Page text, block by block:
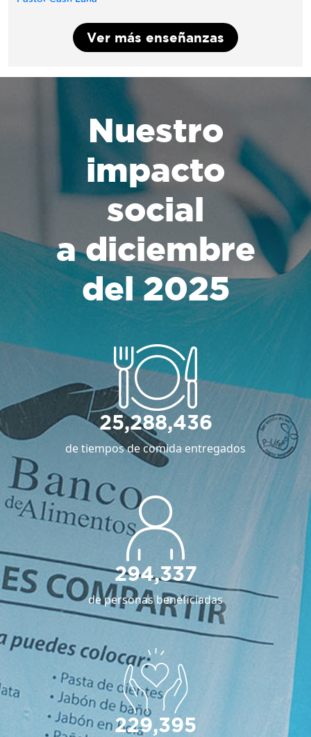
Ver más enseñanzas
Nuestro
impacto
social
a diciembre
del 2025
25,288,436
de tiempos de comida entregados
294,337
de personas beneficiadas
229,395